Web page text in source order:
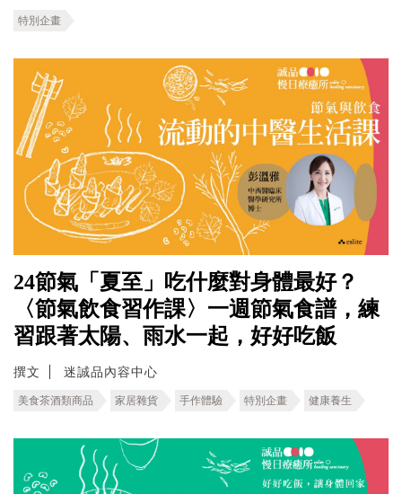
特別企畫
24節氣「夏至」吃什麼對身體最好？
〈節氣飲食習作課〉一週節氣食譜，練
習跟著太陽、雨水一起，好好吃飯
撰文 迷誠品內容中心
美食茶酒類商品 家居雜貨 手作體驗 特別企畫 健康養生